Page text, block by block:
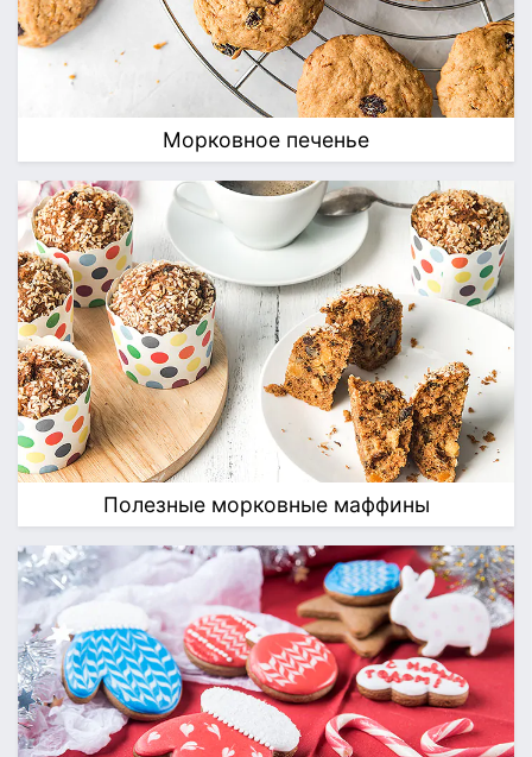
Морковное печенье
Полезные морковные маффины